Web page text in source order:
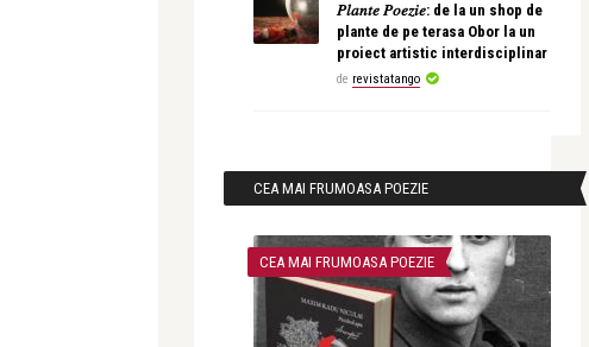
𝑃𝑙𝑎𝑛𝑡𝑒 𝑃𝑜𝑒𝑧𝑖𝑒: de la un shop de
plante de pe terasa Obor la un
proiect artistic interdisciplinar
de revistatango
CEA MAI FRUMOASA POEZIE
CEA MAI FRUMOASA POEZIE